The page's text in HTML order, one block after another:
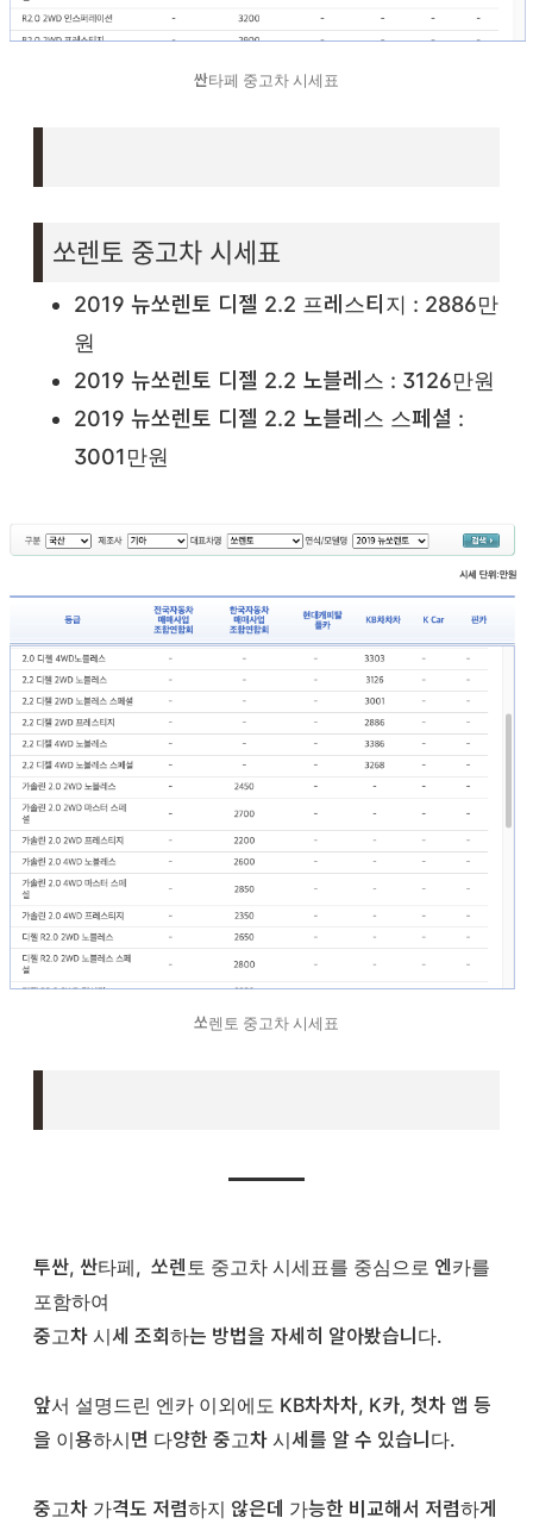
싼타페 중고차 시세표
쏘렌토 중고차 시세표
2019 뉴쏘렌토 디젤 2.2 프레스티지 : 2886만
원
2019 뉴쏘렌토 디젤 2.2 노블레스 : 3126만원
2019 뉴쏘렌토 디젤 2.2 노블레스 스페셜 :
3001만원
쏘렌토 중고차 시세표
투싼, 싼타페, 쏘렌토 중고차 시세표를 중심으로 엔카를
포함하여
중고차 시세 조회하는 방법을 자세히 알아봤습니다.
앞서 설명드린 엔카 이외에도 KB차차차, K카, 첫차 앱 등
을 이용하시면 다양한 중고차 시세를 알 수 있습니다.
중고차 가격도 저렴하지 않은데 가능한 비교해서 저렴하게